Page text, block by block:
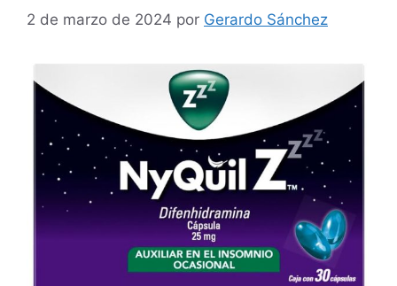
2 de marzo de 2024 por Gerardo Sánchez